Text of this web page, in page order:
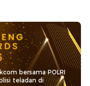
bersama POLRI
teladan di